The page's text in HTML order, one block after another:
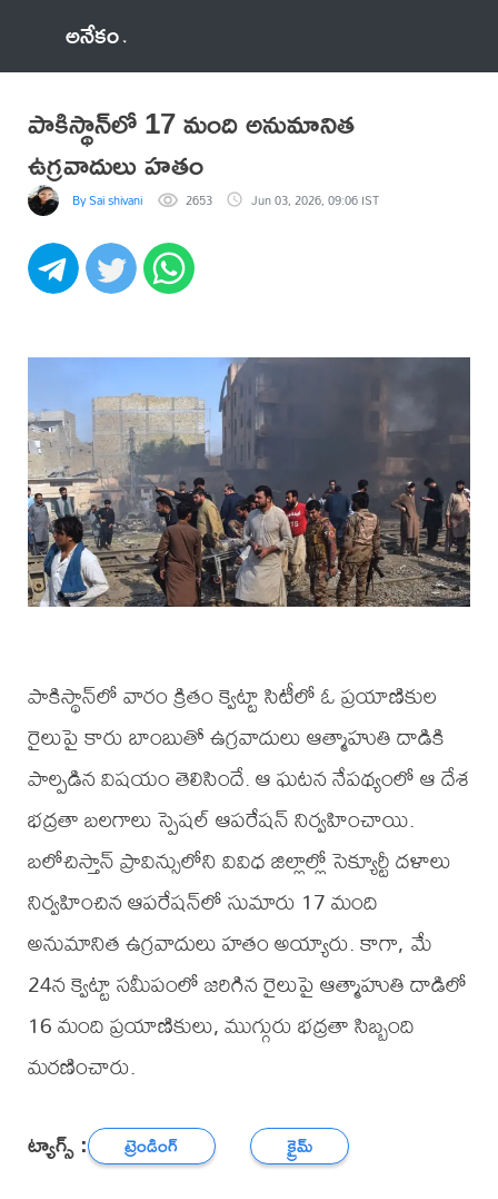
అనేకం
పాకిస్థాన్‌లో 17 మంది అనుమానిత
ఉగ్ర‌వాదులు హ‌తం
By Sai shivani 2653 Jun 03, 2026, 09:06 IST
పాకిస్థాన్‌లో వారం క్రితం క్వెట్టా సిటీలో ఓ ప్ర‌యాణికుల
రైలుపై కారు బాంబుతో ఉగ్ర‌వాదులు ఆత్మాహుతి దాడికి
పాల్ప‌డిన విష‌యం తెలిసిందే. ఆ ఘ‌ట‌న నేప‌థ్యంలో ఆ దేశ
భ‌ద్ర‌తా బ‌ల‌గాలు స్పెష‌ల్ ఆప‌రేష‌న్ నిర్వ‌హించాయి.
బ‌లోచిస్తాన్ ప్రావిన్సులోని వివిధ జిల్లాల్లో సెక్యూర్టీ ద‌ళాలు
నిర్వ‌హించిన ఆప‌రేష‌న్‌లో సుమారు 17 మంది
అనుమానిత ఉగ్ర‌వాదులు హ‌తం అయ్యారు. కాగా, మే
24న క్వెట్టా సమీపంలో జరిగిన రైలుపై ఆత్మాహుతి దాడిలో
16 మంది ప్రయాణికులు, ముగ్గురు భద్రతా సిబ్బంది
మరణించారు.
ట్యాగ్స్ : ట్రెండింగ్ క్రైమ్